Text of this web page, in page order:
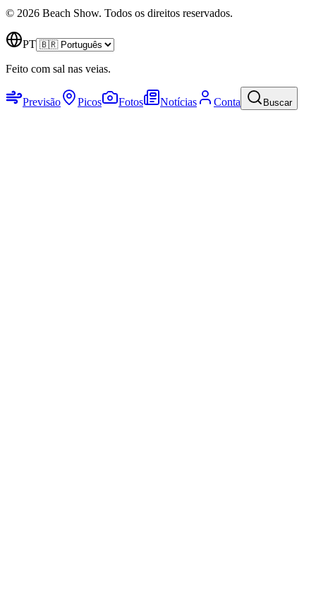
© 2026 Beach Show. Todos os direitos reservados.
PT
Feito com sal nas veias.
Previsão Picos Fotos Notícias Conta Buscar